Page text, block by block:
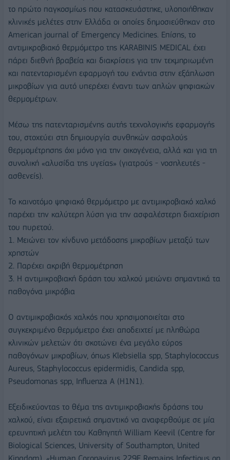
το πρώτο παγκοσμίως που κατασκευάστηκε, υλοποιήθηκαν
κλινικές μελέτες στην Ελλάδα οι οποίες δημοσιεύθηκαν στο
American journal of Emergency Medicines. Επίσης, το
αντιμικροβιακό θερμόμετρο της KARABINIS MEDICAL έχει
πάρει διεθνή βραβεία και διακρίσεις για την τεκμηριωμένη
και πατενταρισμένη εφαρμογή του ενάντια στην εξάπλωση
μικροβίων για αυτό υπερέχει έναντι των απλών ψηφιακών
θερμομέτρων.
Μέσω της πατενταρισμένης αυτής τεχνολογικής εφαρμογής
του, στοχεύει στη δημιουργία συνθηκών ασφαλούς
θερμομέτρησης όχι μόνο για την οικογένεια, αλλά και για τη
συνολική «αλυσίδα της υγείας» (γιατρούς - νοσηλευτές -
ασθενείς).
Το καινοτόμο ψηφιακό θερμόμετρο με αντιμικροβιακό χαλκό
παρέχει την καλύτερη λύση για την ασφαλέστερη διαχείριση
του πυρετού.
1. Μειώνει τον κίνδυνο μετάδοσης μικροβίων μεταξύ των
χρηστών
2. Παρέχει ακριβή θερμομέτρηση
3. Η αντιμικροβιακή δράση του χαλκού μειώνει σημαντικά τα
παθογόνα μικρόβια
Ο αντιμικροβιακός χαλκός που χρησιμοποιείται στο
συγκεκριμένο θερμόμετρο έχει αποδειχτεί με πληθώρα
κλινικών μελετών ότι σκοτώνει ένα μεγάλο εύρος
παθογόνων μικροβίων, όπως Klebsiella spp, Staphylococcus
Aureus, Staphylococcus epidermidis, Candida spp,
Pseudomonas spp, Influenza A (H1N1).
Εξειδικεύοντας το θέμα της αντιμικροβιακής δράσης του
χαλκού, είναι εξαιρετικά σημαντικό να αναφερθούμε σε μία
ερευνητική μελέτη του Καθηγητή William Keevil (Centre for
Biological Sciences, University of Southampton, United